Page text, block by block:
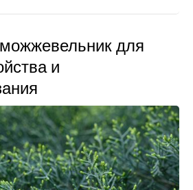
для
и